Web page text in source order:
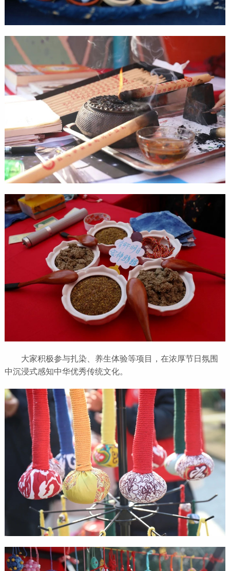
大家积极参与扎染、养生体验等项目，在浓厚节日氛围
中沉浸式感知中华优秀传统文化。‍